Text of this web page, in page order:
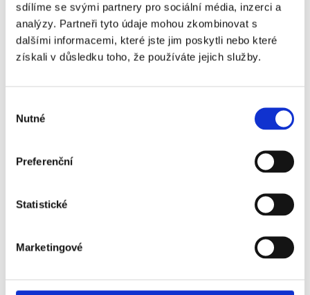
sdílíme se svými partnery pro sociální média, inzerci a
analýzy. Partneři tyto údaje mohou zkombinovat s
dalšími informacemi, které jste jim poskytli nebo které
získali v důsledku toho, že používáte jejich služby.
souhlasu
Nutné
Preferenční
Statistické
Marketingové
Číst více
Pro HR